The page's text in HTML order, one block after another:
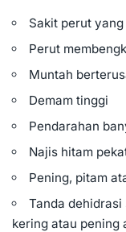
Sakit perut
Perut
Muntah
Demam tinggi
Pendarahan
Najis hitam
Pening, pitam
Tanda
kering atau pening